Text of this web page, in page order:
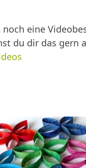
eine
du dir das gern